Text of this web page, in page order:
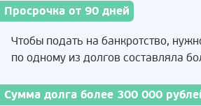
Просрочка от 90 дней
Чтобы подать на банкротство,
по одному из долгов составляла
Сумма долга более 300 000